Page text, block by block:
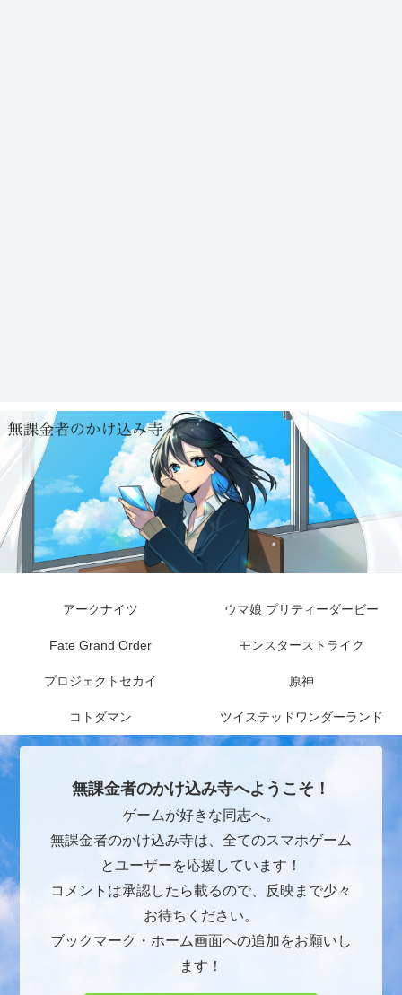
アークナイツ ウマ娘 プリティーダービー
Fate Grand Order モンスターストライク
プロジェクトセカイ 原神
コトダマン ツイステッドワンダーランド
無課金者のかけ込み寺へようこそ！
ゲームが好きな同志へ。
無課金者のかけ込み寺は、全てのスマホゲーム
とユーザーを応援しています！
コメントは承認したら載るので、反映まで少々
お待ちください。
ブックマーク・ホーム画面への追加をお願いし
ます！